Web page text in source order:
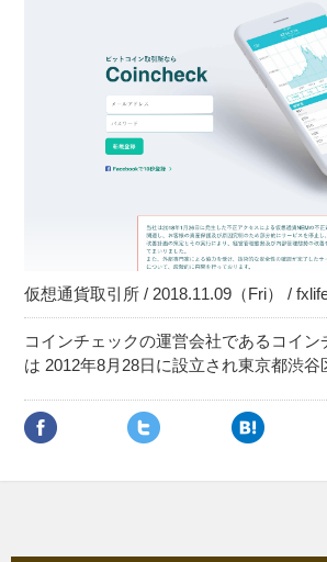
仮想通貨取引所 / 2018.11.09（Fri） /
コインチェックの運営会社であるコイン
は 2012年8月28日に設立され東京都渋